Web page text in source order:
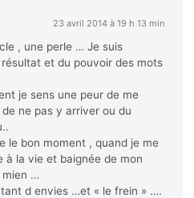
23 avril 2014 à 19 h 13 min
, une perle … Je suis
et du pouvoir des mots
je sens une peur de me
ne pas y arriver ou du
le bon moment , quand je me
à la vie et baignée de mon
…
d envies …et « le frein » ….